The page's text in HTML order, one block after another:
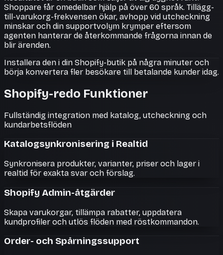
Shoppare får omedelbar hjälp på över 60 språk. Tillägg-
till-varukorg-frekvensen ökar, avhopp vid utcheckning
minskar och din supportvolym krymper eftersom
agenten hanterar de återkommande frågorna innan de
blir ärenden.
Installera den i din Shopify-butik på några minuter och
börja konvertera fler besökare till betalande kunder idag.
Shopify-redo Funktioner
Fullständig integration med katalog, utcheckning och
kundarbetsflöden
Katalogsynkronisering i Realtid
Synkronisera produkter, varianter, priser och lager i
realtid för exakta svar och förslag.
Shopify Admin-åtgärder
Skapa varukorgar, tillämpa rabatter, uppdatera
kundprofiler och utlös flöden med röstkommandon.
Order- och Spårningssupport